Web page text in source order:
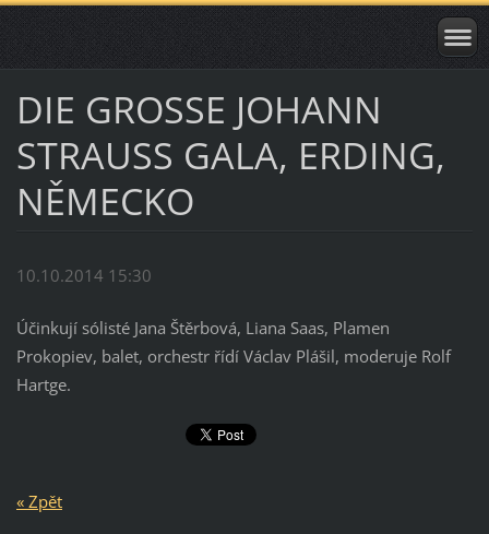
DIE GROSSE JOHANN
STRAUSS GALA, ERDING,
NĚMECKO
10.10.2014 15:30
Účinkují sólisté Jana Štěrbová, Liana Saas, Plamen
Prokopiev, balet, orchestr řídí Václav Plášil, moderuje Rolf
Hartge.
« Zpět